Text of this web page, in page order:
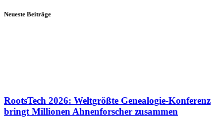
Neueste Beiträge
RootsTech 2026: Weltgrößte Genealogie-Konferenz
bringt Millionen Ahnenforscher zusammen